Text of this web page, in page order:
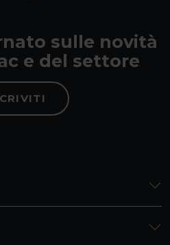
sulle novità
e del settore